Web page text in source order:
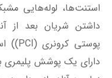
به طور کلی، برای
استنت‌های فلزی
فلزی، به میزان بیشتری
به علاوه مطالعات نشان